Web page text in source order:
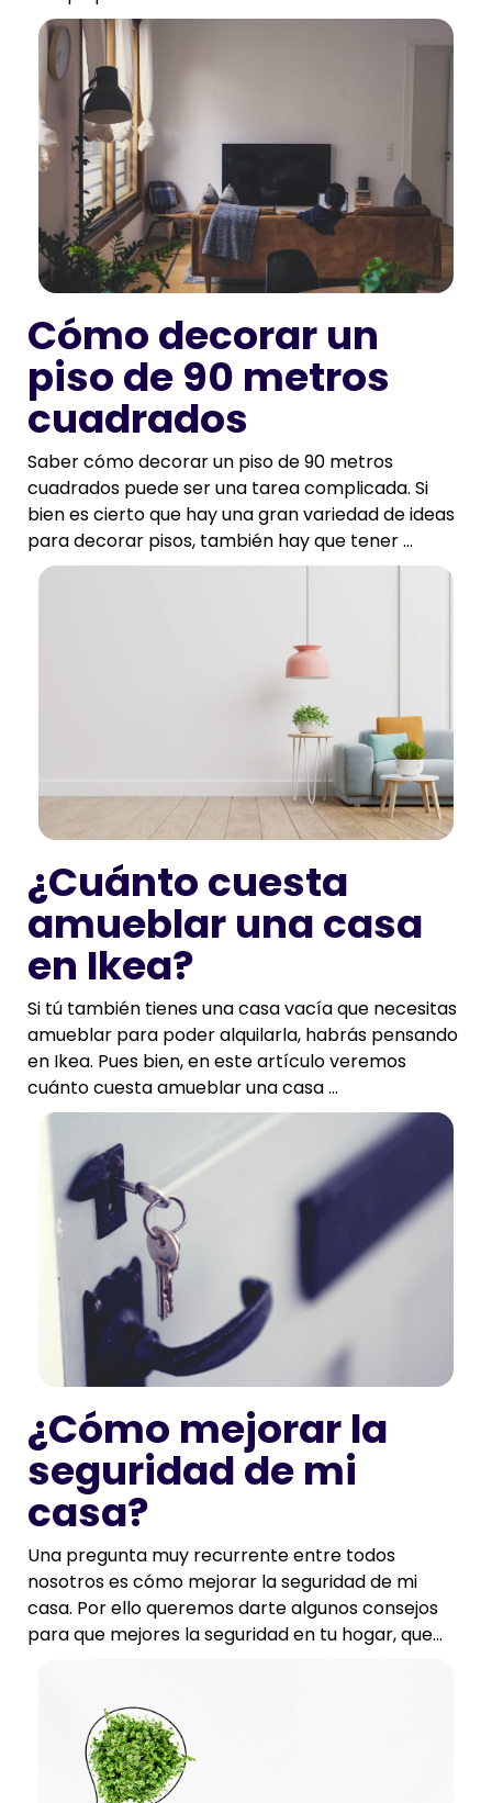
Cómo decorar un
piso de 90 metros
cuadrados
Saber cómo decorar un piso de 90 metros
cuadrados puede ser una tarea complicada. Si
bien es cierto que hay una gran variedad de ideas
para decorar pisos, también hay que tener ...
¿Cuánto cuesta
amueblar una casa
en Ikea?
Si tú también tienes una casa vacía que necesitas
amueblar para poder alquilarla, habrás pensando
en Ikea. Pues bien, en este artículo veremos
cuánto cuesta amueblar una casa ...
¿Cómo mejorar la
seguridad de mi
casa?
Una pregunta muy recurrente entre todos
nosotros es cómo mejorar la seguridad de mi
casa. Por ello queremos darte algunos consejos
para que mejores la seguridad en tu hogar, que...